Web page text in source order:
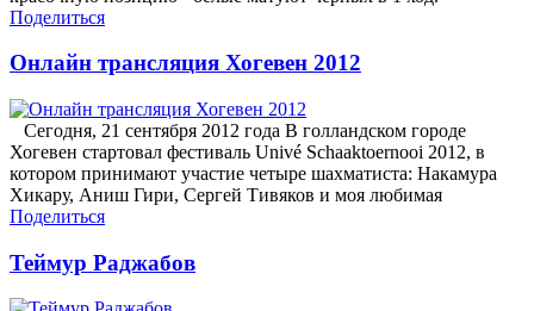
Поделиться
Онлайн трансляция Хогевен 2012
Сегодня, 21 сентября 2012 года В голландском городе
Хогевен стартовал фестиваль Univé Schaaktoernooi 2012, в
котором принимают участие четыре шахматиста: Накамура
Хикару, Аниш Гири, Сергей Тивяков и моя любимая
Поделиться
Теймур Раджабов